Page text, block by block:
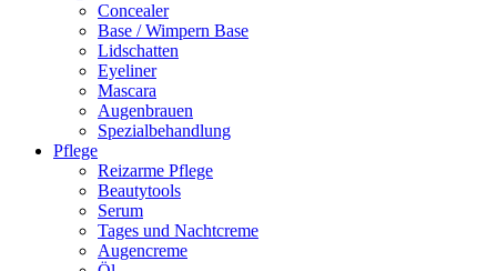
Concealer
Base / Wimpern Base
Lidschatten
Eyeliner
Mascara
Augenbrauen
Spezialbehandlung
Pflege
Reizarme Pflege
Beautytools
Serum
Tages und Nachtcreme
Augencreme